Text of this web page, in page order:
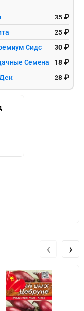
35 ₽
25 ₽
Сидс
30 ₽
Семена
18 ₽
28 ₽
‹ ›